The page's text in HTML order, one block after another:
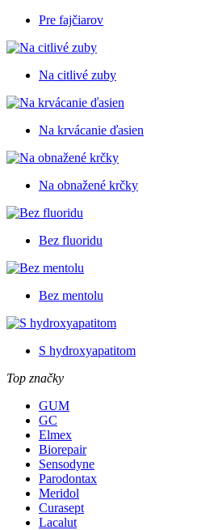
Pre fajčiarov
Na citlivé zuby
Na krvácanie ďasien
Na obnažené krčky
Bez fluoridu
Bez mentolu
S hydroxyapatitom
Top značky
GUM
GC
Elmex
Biorepair
Sensodyne
Parodontax
Meridol
Curasept
Lacalut